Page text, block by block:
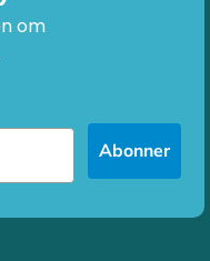
om
Abonner